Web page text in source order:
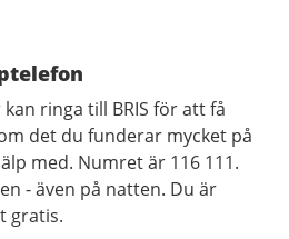
ringa till BRIS för att få
det du funderar mycket på
med. Numret är 116 111.
- även på natten. Du är
gratis.